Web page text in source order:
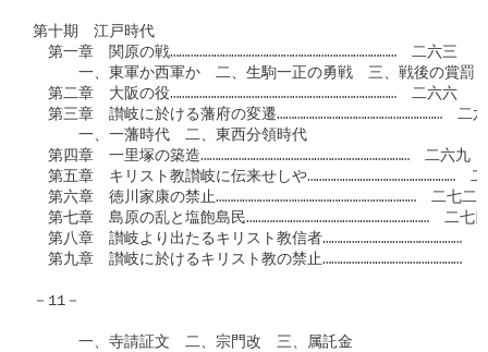
第十期　江戸時代
第一章　関原の戦……………………………………………………………………　二六三
一、東軍か西軍か　二、生駒一正の勇戦　三、戦後の賞罰
第二章　大阪の役……………………………………………………………………　二六六
第三章　讃岐に於ける藩府の変遷…………………………………………………　二
一、一藩時代　二、東西分領時代
第四章　一里塚の築造………………………………………………………………　二六九
第五章　キリスト教讃岐に伝来せしや……………………………………………　
第六章　徳川家康の禁止……………………………………………………………　二七二
第七章　島原の乱と塩飽島民………………………………………………………　二七
第八章　讃岐より出たるキリスト教信者…………………………………………　
第九章　讃岐に於けるキリスト教の禁止…………………………………………　
－11－
一、寺請証文　二、宗門改　三、属託金